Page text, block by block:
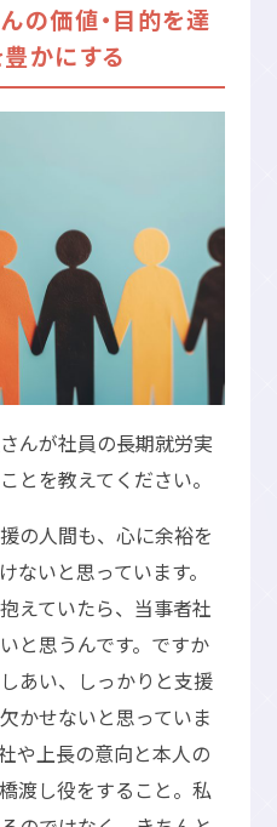
の価値・目的を達
かにする
んが社員の長期就労実
とを教えてください。
の人間も、心に余裕を
ないと思っています。
えていたら、当事者社
と思うんです。ですか
あい、しっかりと支援
かせないと思っていま
や上長の意向と本人の
渡し役をすること。私